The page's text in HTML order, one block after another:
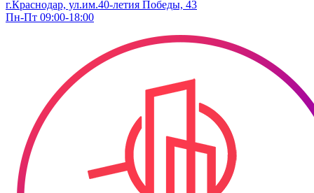
г.Краснодар, ​ул.им.40-летия Победы, 43
Пн-Пт 09:00-18:00